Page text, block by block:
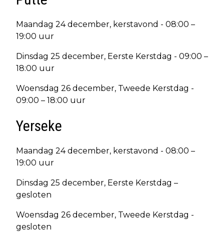
Maandag 24 december, kerstavond - 08:00 –
19:00 uur
Dinsdag 25 december, Eerste Kerstdag - 09:00 –
18:00 uur
Woensdag 26 december, Tweede Kerstdag -
09:00 – 18:00 uur
Yerseke
Maandag 24 december, kerstavond - 08:00 –
19:00 uur
Dinsdag 25 december, Eerste Kerstdag –
gesloten
Woensdag 26 december, Tweede Kerstdag -
gesloten